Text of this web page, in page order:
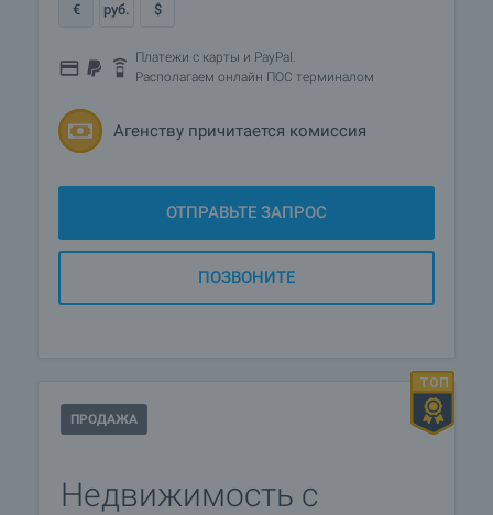
€ руб. $
Платежи с карты и PayPal.
Располагаем онлайн ПОС терминалом
Агенству причитается комиссия
ОТПРАВЬТЕ ЗАПРОС
ПОЗВОНИТЕ
ПРОДАЖА
Недвижимость с